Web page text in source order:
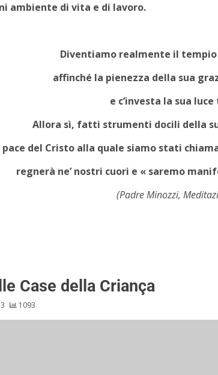
ambiente di vita e di lavoro.
Diventiamo realmente il
affinché la pienezza della sua
e c’investa la sua
Allora sì, fatti strumenti docili della
pace del Cristo alla quale siamo stati
regnerà ne’ nostri cuori e « saremo
(Padre Minozzi,
Case della Criança
1093